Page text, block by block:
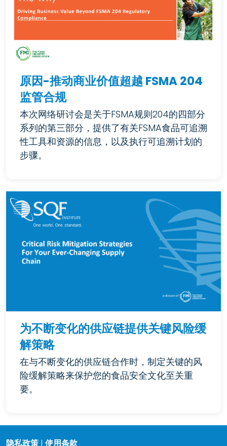
原因-推动商业价值超越 FSMA 204
监管合规
本次网络研讨会是关于FSMA规则204的四部分
系列的第三部分，提供了有关FSMA食品可追溯
性工具和资源的信息，以及执行可追溯计划的
步骤。
为不断变化的供应链提供关键风险缓
解策略
在与不断变化的供应链合作时，制定关键的风
险缓解策略来保护您的食品安全文化至关重
要。
隐私政策 | 使用条款